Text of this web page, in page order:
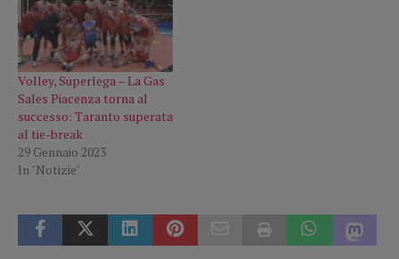
Volley, Superlega – La Gas
Sales Piacenza torna al
successo: Taranto superata
al tie-break
29 Gennaio 2023
In "Notizie"